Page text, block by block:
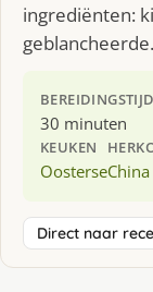
ingrediënten:
geblancheerde.
30 minuten
KEUKEN
OosterseChina
Direct naar